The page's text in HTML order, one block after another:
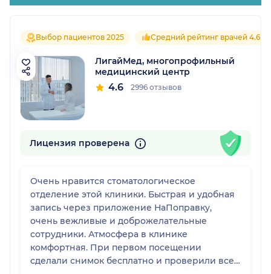
Выбор пациентов 2025 Средний рейтинг врачей 4.6
ЛигайМед, многопрофильный
медицинский центр
4.6 2996 отзывов
Лицензия проверена
Очень нравится стоматологическое
отделение этой клиники. Быстрая и удобная
запись через приложение НаПоправку,
очень вежливые и доброжелательные
сотрудники. Атмосфера в клинике
комфортная. При первом посещении
сделали снимок бесплатно и проверили все